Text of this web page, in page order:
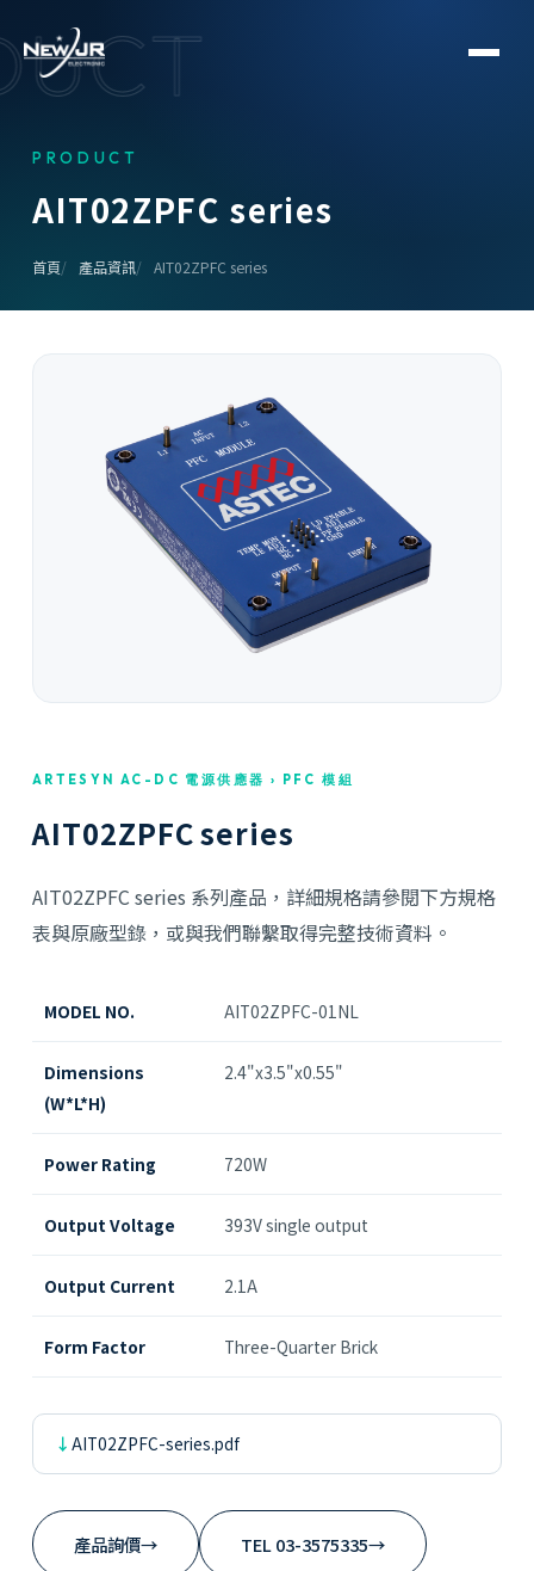
PRODUCT
AIT02ZPFC series
首頁 產品資訊 AIT02ZPFC series
ARTESYN AC-DC 電源供應器 › PFC 模組
AIT02ZPFC series
AIT02ZPFC series 系列產品，詳細規格請參閱下方規格
表與原廠型錄，或與我們聯繫取得完整技術資料。
MODEL NO. AIT02ZPFC-01NL
Dimensions
(W*L*H)
2.4"x3.5"x0.55"
Power Rating 720W
Output Voltage 393V single output
Output Current 2.1A
Form Factor Three-Quarter Brick
AIT02ZPFC-series.pdf
產品詢價→ TEL 03-3575335→